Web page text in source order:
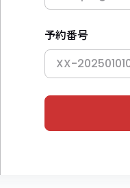
予約番号